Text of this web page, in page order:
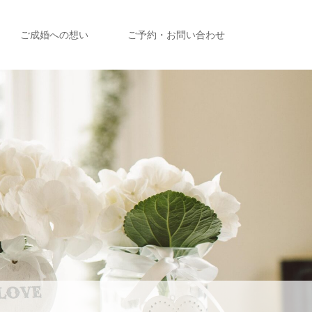
ご成婚への想い ご予約・お問い合わせ